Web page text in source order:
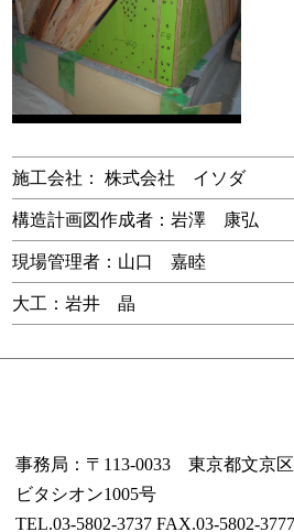
施工会社：株式会社 イソダ
構造計画図作成者：岩澤 康弘
現場管理者：山口 嘉睦
大工：岩井 晶
事務局：〒113-0033 東京都文京
ビタシオン1005号
TEL.03-5802-3737 FAX.03-5802-3777